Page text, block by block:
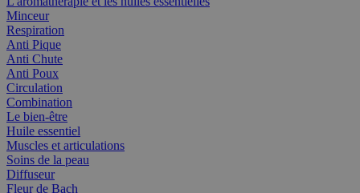
Minceur
Respiration
Anti Pique
Anti Chute
Anti Poux
Circulation
Combination
Le bien-être
Huile essentiel
Muscles et articulations
Soins de la peau
Diffuseur
Fleur de Bach